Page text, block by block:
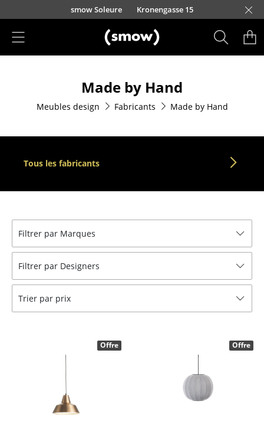
Accéder directement au contenu
smow Soleure Kronengasse 15
Chaises de cuisine & salle à manger
Canapés
Fauteuils
Chaises cantilever
Chaises et Tabourets de bar
Tabourets
Bancs & Chaises longues
Chaises de jardin
Chaises à bascule
Made by Hand
Meubles design Fabricants Made by Hand
Tous les fabricants
Filtrer par Marques
Filtrer par Designers
Trier par prix
Offre Offre